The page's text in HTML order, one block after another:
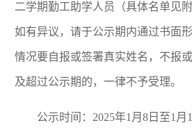
二学期勤工助学人员（具体名单见
如有异议，请于公示期内通过书面
情况要自报或签署真实姓名，不报
及超过公示期的，一律不予受理。
公示时间：2025年1月8日至1月